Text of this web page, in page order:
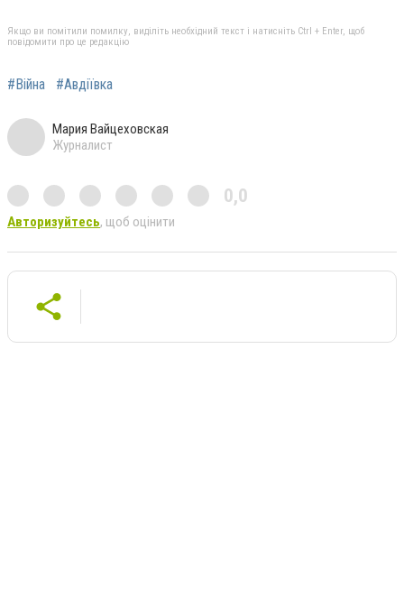
Якщо ви помітили помилку, виділіть необхідний текст і натисніть Ctrl + Enter, щоб
повідомити про це редакцію
#Війна #Авдіївка
Мария Вайцеховская
Журналист
0,0
Авторизуйтесь, щоб оцінити